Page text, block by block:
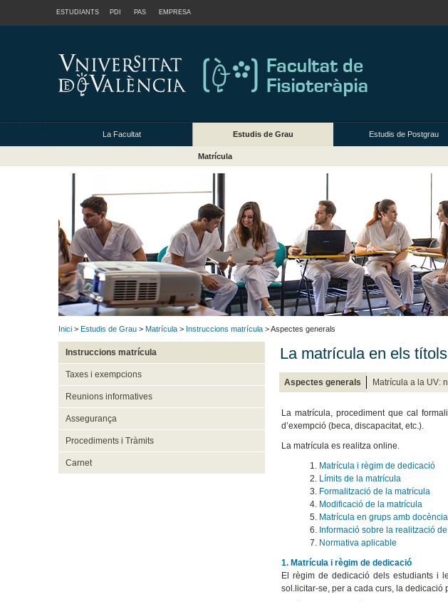
ESTUDIANTS PDI PAS EMPRESA
La Facultat Estudis de Grau Estudis de Postgrau
Matrícula
Inici > Estudis de Grau > Matrícula > Instruccions matrícula > Aspectes generals
Instruccions matrícula
Taxes i exempcions
Reunions informatives
Assegurança
Procediments i Tràmits
Carnet
La matrícula en els
Aspectes generals Matrícula a la UV:
La matrícula, procediment que cal
d’exempció (beca, discapacitat, etc.).
La matrícula es realitza online.
1. Matrícula i règim de dedicació
2. Límits de la matrícula
3. Formalització de la matrícula
4. Modificació de la matrícula
5. Matrícula en grups amb
6. Informació sobre la realització
7. Normativa aplicable
1. Matrícula i règim de dedicació
El règim de dedicació dels estudiants i
sol.licitar-se, per a cada curs, la dedicació